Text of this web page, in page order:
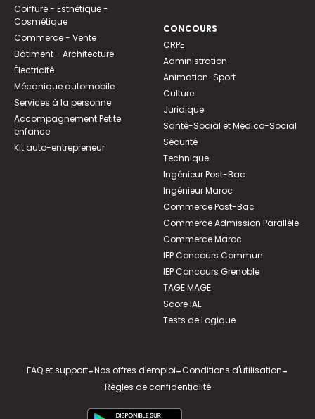
Coiffure - Esthétique -
Cosmétique
Commerce - Vente
Bâtiment - Architecture
Électricité
Mécanique automobile
Services à la personne
Accompagnement Petite
enfance
Kit auto-entrepreneur
CONCOURS
CRPE
Administration
Animation-Sport
Culture
Juridique
Santé-Social et Médico-Social
Sécurité
Technique
Ingénieur Post-Bac
Ingénieur Maroc
Commerce Post-Bac
Commerce Admission Parallèle
Commerce Maroc
IEP Concours Commun
IEP Concours Grenoble
TAGE MAGE
Score IAE
Tests de Logique
FAQ et support-Nos offres d'emploi-Conditions d'utilisation-
Règles de confidentialité